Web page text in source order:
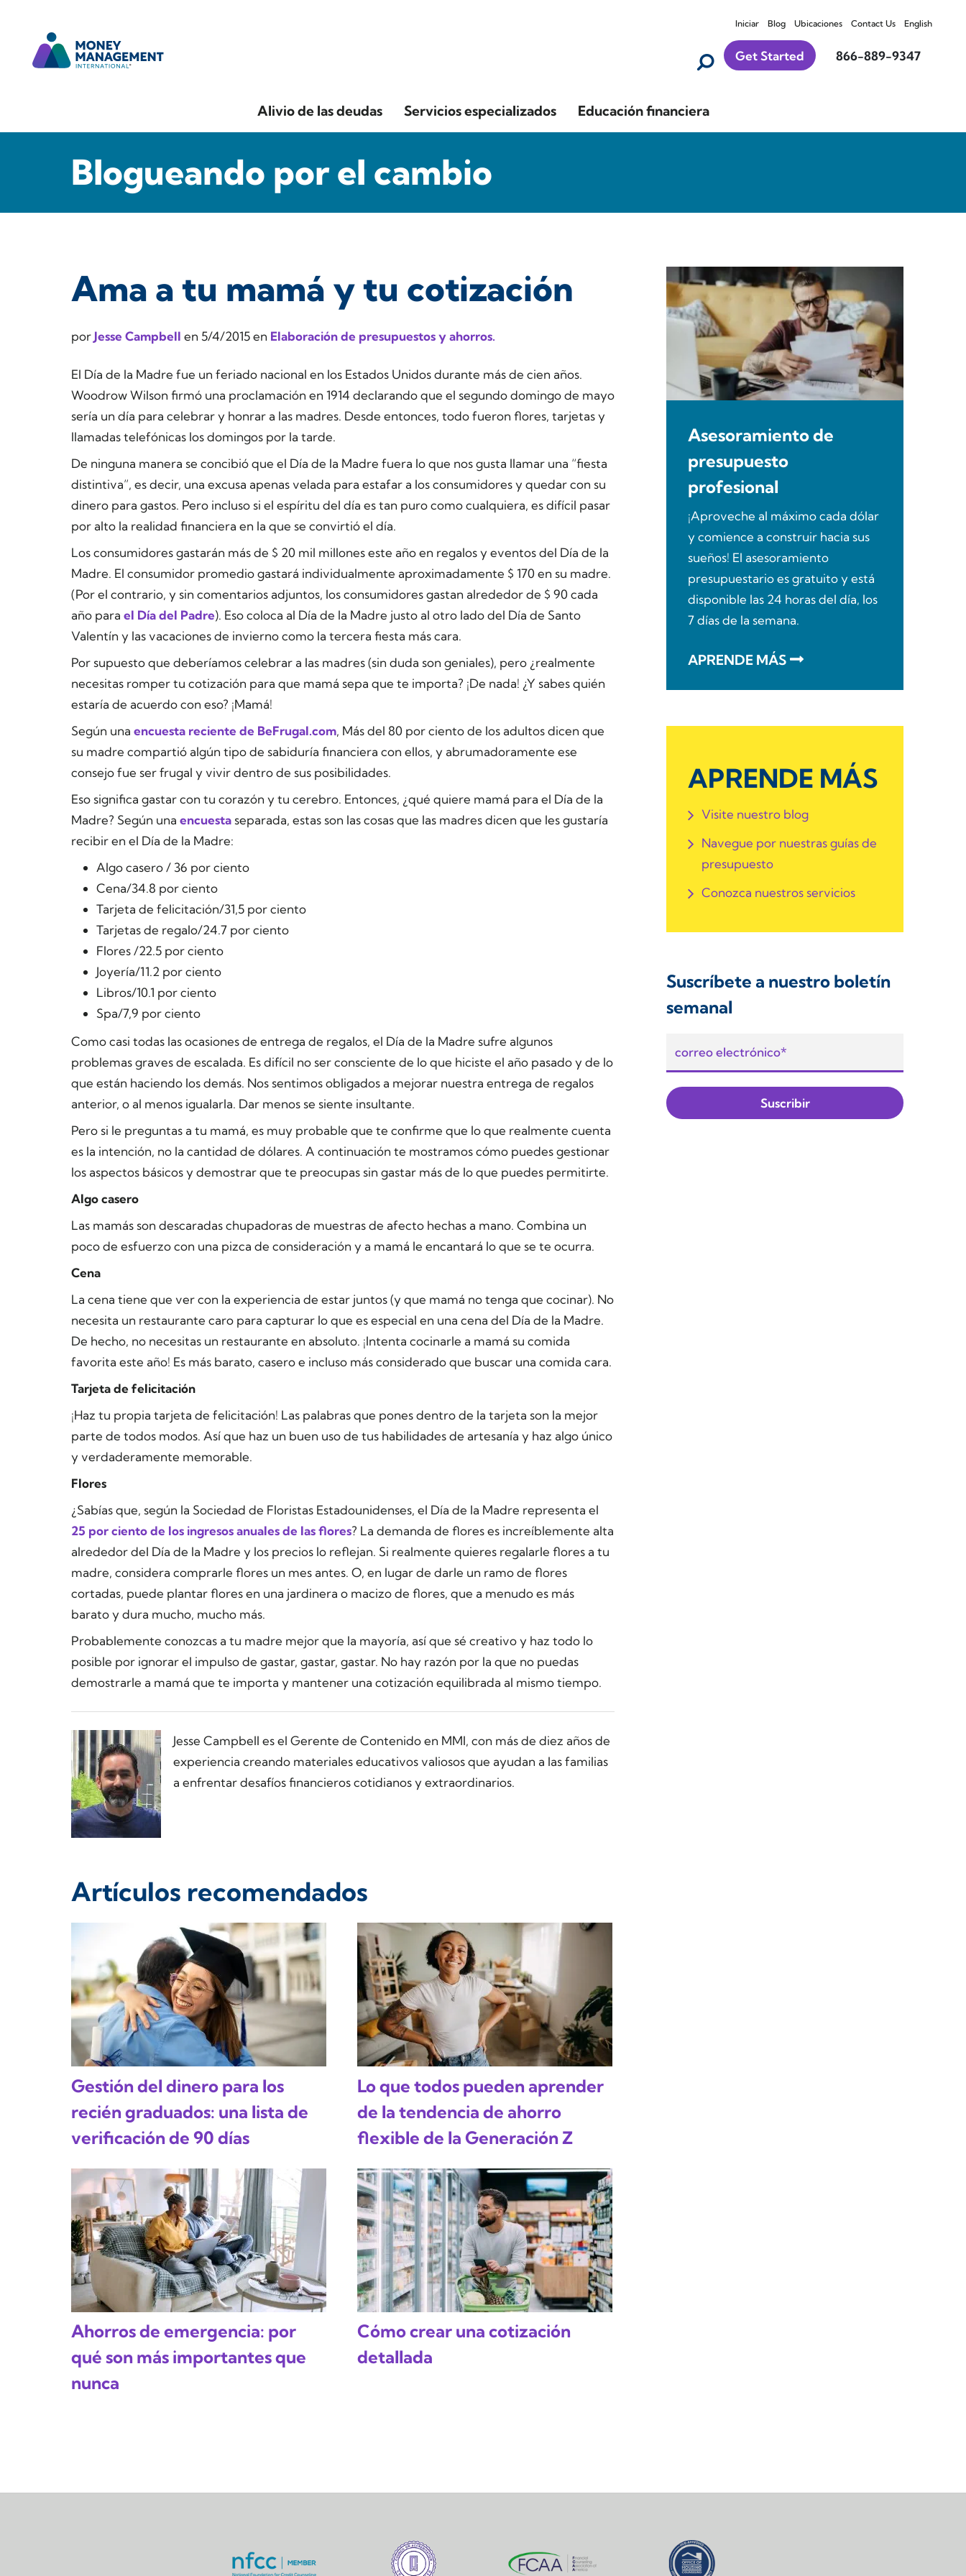
Iniciar Blog Ubicaciones Contact Us English
Get Started 866-889-9347
Alivio de las deudas Servicios especializados Educación financiera
Blogueando por el cambio
Ama a tu mamá y tu cotización
porJesse Campbell en 5/4/2015en Elaboración de presupuestos y ahorros.
El Día de la Madre fue un feriado nacional en los Estados Unidos durante más de cien años.
Woodrow Wilson firmó una proclamación en 1914 declarando que el segundo domingo de mayo
sería un día para celebrar y honrar a las madres. Desde entonces, todo fueron flores, tarjetas y
llamadas telefónicas los domingos por la tarde.
De ninguna manera se concibió que el Día de la Madre fuera lo que nos gusta llamar una “fiesta
distintiva”, es decir, una excusa apenas velada para estafar a los consumidores y quedar con su
dinero para gastos. Pero incluso si el espíritu del día es tan puro como cualquiera, es difícil pasar
por alto la realidad financiera en la que se convirtió el día.
Los consumidores gastarán más de $ 20 mil millones este año en regalos y eventos del Día de la
Madre. El consumidor promedio gastará individualmente aproximadamente $ 170 en su madre.
(Por el contrario, y sin comentarios adjuntos, los consumidores gastan alrededor de $ 90 cada
año para el Día del Padre). Eso coloca al Día de la Madre justo al otro lado del Día de Santo
Valentín y las vacaciones de invierno como la tercera fiesta más cara.
Por supuestoque deberíamos celebrar a las madres (sin duda son geniales), pero ¿realmente
necesitas romper tu cotización para que mamá sepa que te importa? ¡De nada! ¿Y sabes quién
estaría de acuerdo con eso? ¡Mamá!
Según una encuesta reciente de BeFrugal.com, Más del 80 por ciento de los adultos dicen que
su madre compartió algún tipo de sabiduría financiera con ellos, y abrumadoramente ese
consejo fue ser frugal y vivir dentro de sus posibilidades.
Eso significa gastar con tu corazón y tu cerebro. Entonces, ¿qué quiere mamá para el Día de la
Madre? Según una encuesta separada, estas son las cosas que las madres dicen que les gustaría
recibir en el Día de la Madre:
Algo casero / 36 por ciento
Cena/34.8 por ciento
Tarjeta de felicitación/31,5 por ciento
Tarjetas de regalo/24.7 por ciento
Flores /22.5 por ciento
Joyería/11.2 por ciento
Libros/10.1 por ciento
Spa/7,9 por ciento
Como casi todas las ocasiones de entrega de regalos, el Día de la Madre sufre algunos
problemas graves de escalada. Es difícil no ser consciente de lo que hiciste el año pasado y de lo
que están haciendo los demás. Nos sentimos obligados a mejorar nuestra entrega de regalos
anterior, o al menos igualarla. Dar menos se siente insultante.
Pero si le preguntas a tu mamá, es muy probable que te confirme que lo que realmente cuenta
es la intención, no la cantidad de dólares. A continuación te mostramos cómo puedes gestionar
los aspectos básicos y demostrar que te preocupas sin gastar más de lo que puedes permitirte.
Algo casero
Las mamás son descaradas chupadoras de muestras de afecto hechas a mano. Combina un
poco de esfuerzo con una pizca de consideración y a mamá le encantará lo que se te ocurra.
Cena
La cena tiene que ver con la experiencia de estar juntos (y que mamá no tenga que cocinar). No
necesita un restaurante caro para capturar lo que es especial en una cena del Día de la Madre.
De hecho, no necesitas un restaurante en absoluto. ¡Intenta cocinarle a mamá su comida
favorita este año! Es más barato, casero e incluso más considerado que buscar una comida cara.
Tarjeta de felicitación
¡Haz tu propia tarjeta de felicitación! Las palabras que pones dentro de la tarjeta son la mejor
parte de todos modos. Así que haz un buen uso de tus habilidades de artesanía y haz algo único
y verdaderamente memorable.
Flores
¿Sabías que, según la Sociedad de Floristas Estadounidenses, el Día de la Madre representa el
25 por ciento de los ingresos anuales de las flores? La demanda de flores es increíblemente alta
alrededor del Día de la Madre y los precios lo reflejan. Si realmente quieres regalarle flores a tu
madre, considera comprarle flores un mes antes. O, en lugar de darle un ramo de flores
cortadas, puede plantar flores en una jardinera o macizo de flores, que a menudo es más
barato y dura mucho, mucho más.
Probablemente conozcas a tu madre mejor que la mayoría, así que sé creativo y haz todo lo
posible por ignorar el impulso de gastar, gastar, gastar. No hay razón por la que no puedas
demostrarle a mamá que te importa y mantener una cotización equilibrada al mismo tiempo.
Jesse Campbell es el Gerente de Contenido en MMI, con más de diez años de
experiencia creando materiales educativos valiosos que ayudan a las familias
a enfrentar desafíos financieros cotidianos y extraordinarios.
Artículos recomendados
Gestión del dinero para los
recién graduados: una lista de
verificación de 90 días
Lo que todos pueden aprender
de la tendencia de ahorro
flexible de la Generación Z
Ahorros de emergencia: por
qué son más importantes que
nunca
Cómo crear una cotización
detallada
Asesoramiento de
presupuesto
profesional
¡Aproveche al máximo cada dólar
y comience a construir hacia sus
sueños! El asesoramiento
presupuestario es gratuito y está
disponible las 24 horas del día, los
7 días de la semana.
APRENDE MÁS
APRENDE MÁS
Visite nuestro blog
Navegue por nuestras guías de
presupuesto
Conozca nuestros servicios
Suscríbete a nuestro boletín
semanal